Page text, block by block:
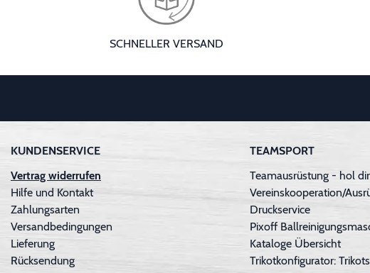
SCHNELLER VERSAND
KUNDENSERVICE
Vertrag widerrufen
Hilfe und Kontakt
Zahlungsarten
Versandbedingungen
Lieferung
Rücksendung
TEAMSPORT
Teamausrüstung - hol
Vereinskooperation/
Druckservice
Pixoff
Kataloge Übersicht
Trikotkonfigurator: